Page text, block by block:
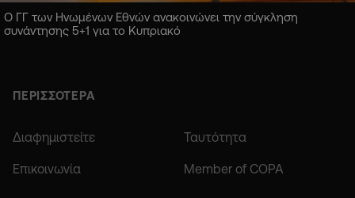
Ο ΓΓ των Ηνωμένων Εθνών ανακοινώνει την σύγκληση
συνάντησης 5+1 για το Κυπριακό
ΠΕΡΙΣΣΟΤΕΡΑ
Διαφημιστείτε Ταυτότητα
Επικοινωνία Member of COPA